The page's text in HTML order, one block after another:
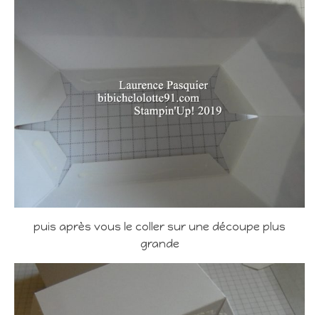
puis après vous le coller sur une découpe plus
grande